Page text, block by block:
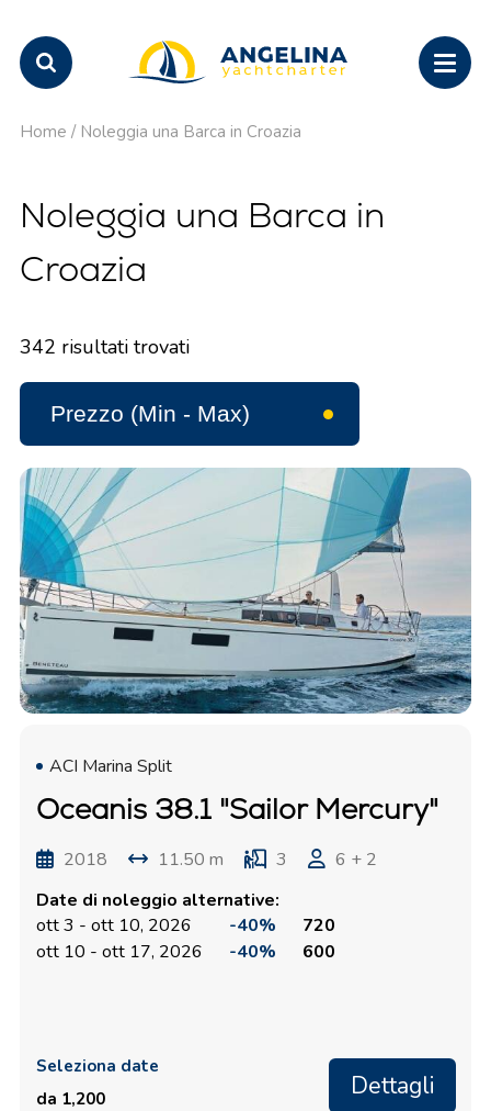
Home / Noleggia una Barca in Croazia
Noleggia una Barca in
Croazia
342 risultati trovati
ACI Marina Split
Oceanis 38.1 "Sailor Mercury"
2018 11.50 m 3
6 + 2
Date di noleggio alternative:
ott 3 - ott 10, 2026
-40%
720
ott 10 - ott 17, 2026
-40% 600
Seleziona date
da 1,200
Dettagli